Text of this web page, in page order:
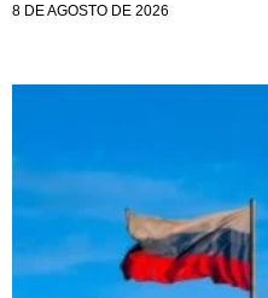
8 DE AGOSTO DE 2026